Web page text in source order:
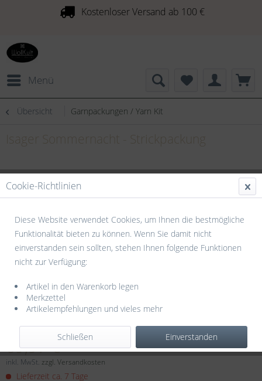
Kostenloser Versand ab 100 €
Menü
Übersicht Garnpackungen / Yarn Kit
69,97 € *
inkl. MwSt. zzgl. Versandkosten
Lieferzeit ca. 7 Tage
Cookie-Richtlinien
Diese Website verwendet Cookies, um Ihnen die bestmögliche
Funktionalität bieten zu können. Wenn Sie damit nicht
einverstanden sein sollten, stehen Ihnen folgende Funktionen
nicht zur Verfügung:
Artikel in den Warenkorb legen
Merkzettel
Artikelempfehlungen und vieles mehr
Einverstanden
Schließen